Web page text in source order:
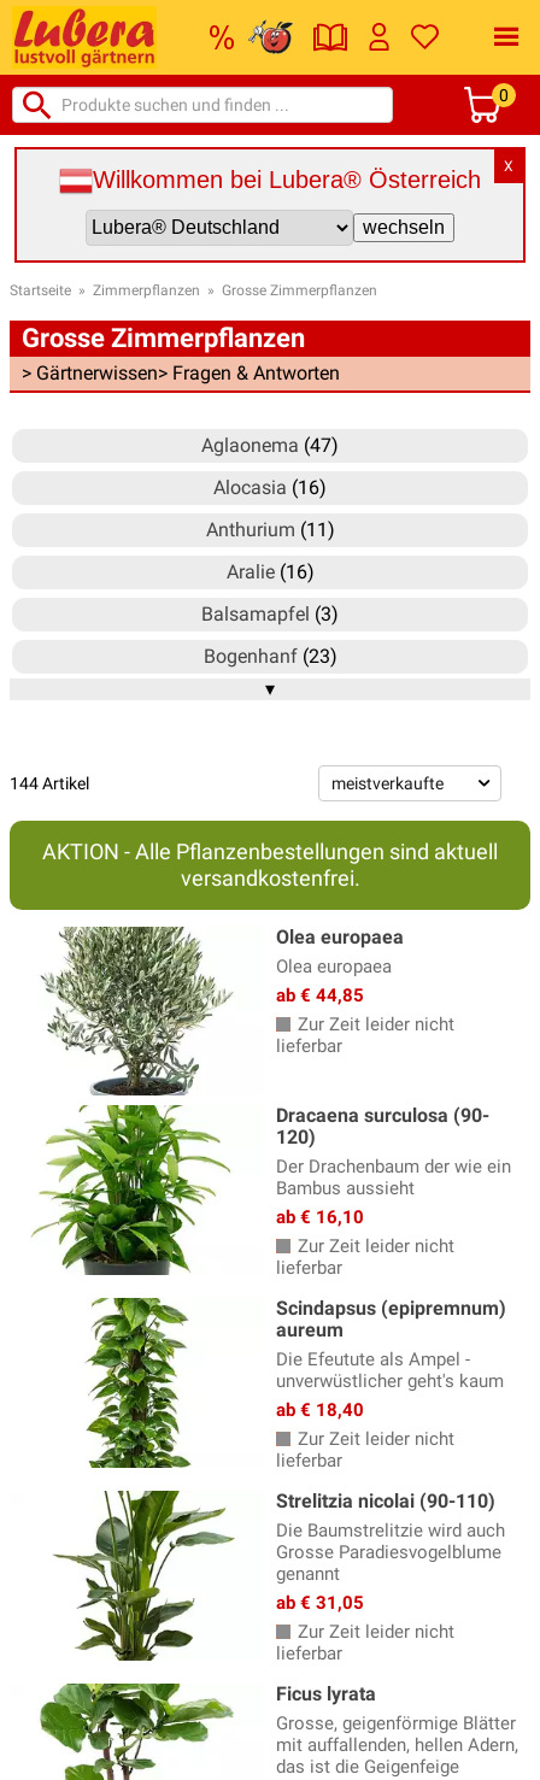
0
X
Willkommen bei Lubera® Österreich
Startseite » Zimmerpflanzen » Grosse Zimmerpflanzen
Grosse Zimmerpflanzen
> Gärtnerwissen> Fragen & Antworten
Aglaonema (47)
Alocasia (16)
Anthurium (11)
Aralie(16)
Balsamapfel (3)
Bogenhanf(23)
Büropflanzen
(1)
Drachenbaum(44)
Einblatt(5)
Epiphyllum(5)
Euphorbia Zimmerpflanzen(30)
Ficus Zimmerpflanzen(23)
Glücksfeder(4)
Grosse Zimmerpflanzen
Huperzia(3)
Hängepflanzen(98)
Keulenlilie
Luftreinigende Zimmerpflanzen(174)
Opuntia(4)
Pflanzen fürs Schlafzimmer(157)
Pflegeleichte Zimmerpflanzen
Philodendron(60)
Rankende Zimmerpflanzen(32)
Rhipsalis(15)
Ungiftige Zimmerpflanzen
Weitere Zimmerpflanzen(106)
Zimmerpflanzen Halbschatten
(418)
Zimmerpflanzen Schatten(43)
▾
144 Artikel
AKTION - Alle Pflanzenbestellungen sind aktuell
versandkostenfrei.
Olea europaea
Olea europaea
ab € 44,85
Zur Zeit leider nicht
lieferbar
Dracaena surculosa (90-
120)
Der Drachenbaum der wie ein
Bambus aussieht
ab € 16,10
Zur Zeit leider nicht
lieferbar
Scindapsus (epipremnum)
aureum
Die Efeutute als Ampel -
unverwüstlicher geht's kaum
ab € 18,40
Zur Zeit leider nicht
lieferbar
Strelitzia nicolai (90-110)
Die Baumstrelitzie wird auch
Grosse Paradiesvogelblume
genannt
ab € 31,05
Zur Zeit leider nicht
lieferbar
Ficus lyrata
Grosse, geigenförmige Blätter
mit auffallenden, hellen Adern,
das ist die Geigenfeige